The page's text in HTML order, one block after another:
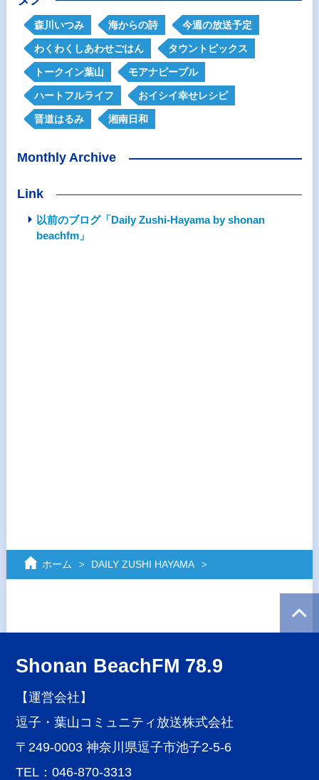
森川いつみ 海からの詩 今週の放送予定
わくわくしあわせごはん タウントピックス
トークイン葉山 モアナピープル
ハートフルライフ おイシイ幸せレシピ
晋道はるみ 湘南日和
Monthly Archive
Link
以前のブログ「Daily Zushi-Hayama by shonan
beachfm」
ホーム DAILY ZUSHI HAYAMA
Shonan BeachFM 78.9
【運営会社】
逗子・葉山コミュニティ放送株式会社
〒249-0003 神奈川県逗子市池子2-5-6
TEL：046-870-3313